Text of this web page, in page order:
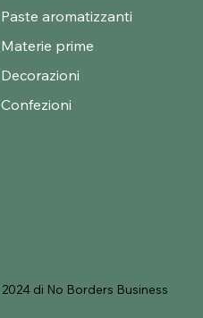
Paste aromatizzanti
Materie prime
Decorazioni
Confezioni
2024 di No Borders Business